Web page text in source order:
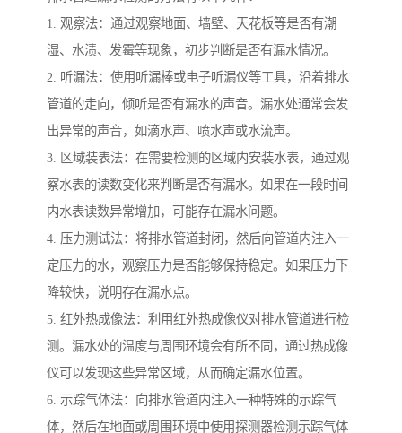
1. 观察法：通过观察地面、墙壁、天花板等是否有潮
湿、水渍、发霉等现象，初步判断是否有漏水情况。
2. 听漏法：使用听漏棒或电子听漏仪等工具，沿着排水
管道的走向，倾听是否有漏水的声音。漏水处通常会发
出异常的声音，如滴水声、喷水声或水流声。
3. 区域装表法：在需要检测的区域内安装水表，通过观
察水表的读数变化来判断是否有漏水。如果在一段时间
内水表读数异常增加，可能存在漏水问题。
4. 压力测试法：将排水管道封闭，然后向管道内注入一
定压力的水，观察压力是否能够保持稳定。如果压力下
降较快，说明存在漏水点。
5. 红外热成像法：利用红外热成像仪对排水管道进行检
测。漏水处的温度与周围环境会有所不同，通过热成像
仪可以发现这些异常区域，从而确定漏水位置。
6. 示踪气体法：向排水管道内注入一种特殊的示踪气
体，然后在地面或周围环境中使用探测器检测示踪气体